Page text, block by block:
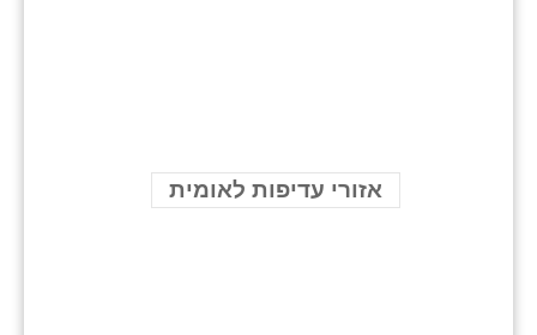
אזורי עדיפות לאומית